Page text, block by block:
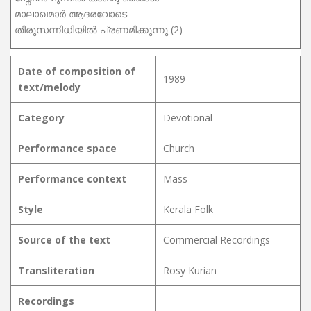
മാലാഖമാർ ആദരവോടെ
തിരുസന്നിധിയിൽ പ്രണമിക്കുന്നു (2)
Date of composition of
text/melody
1989
Category Devotional
Performance space Church
Performance context Mass
Style Kerala Folk
Source of the text Commercial Recordings
Transliteration Rosy Kurian
Recordings